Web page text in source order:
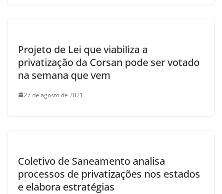
Projeto de Lei que viabiliza a
privatização da Corsan pode ser votado
na semana que vem
27 de agosto de 2021
Coletivo de Saneamento analisa
processos de privatizações nos estados
e elabora estratégias